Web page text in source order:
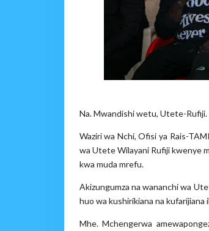
Na. Mwandishi wetu, Utete-Rufiji.
Waziri wa Nchi, Ofisi ya Rais-
wa Utete Wilayani Rufiji kwenye
kwa muda mrefu.
Akizungumza na wananchi wa
huo wa kushirikiana na kufarijiana
Mhe. Mchengerwa